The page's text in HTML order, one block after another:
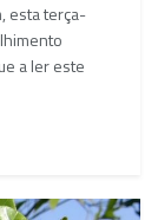
esta terça-
a ler este